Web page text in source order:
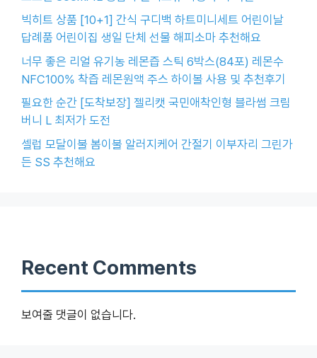
빅히트 상품 [10+1] 간식 구디백 하트미니세트 어린이날
답례품 어린이집 생일 단체 선물 해피소마 추천해요
너무 좋은 리얼 유기농 레몬즙 스틱 6박스(84포) 레몬수
NFC100% 착즙 레몬원액 주스 하이볼 사용 및 추천후기
필요한 순간 [도착보장] 젤리캣 국민애착인형 블라썸 크림
버니 L 최저가 도전
셀럽 모달이불 봄이불 알러지케어 간절기 이부자리 그린가
든 SS 추천해요
Recent Comments
보여줄 댓글이 없습니다.